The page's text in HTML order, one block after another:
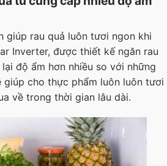
giúp rau quả luôn tươi ngon khi
Inverter, được thiết kế ngăn rau
độ ẩm hơn nhiều so với những
giúp cho thực phẩm luôn luôn tươi
về trong thời gian lâu dài.